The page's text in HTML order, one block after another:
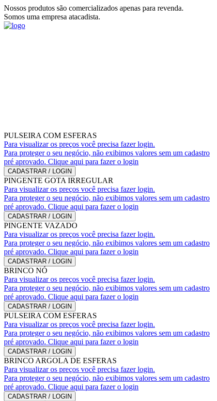
Nossos produtos são comercializados apenas para revenda.
Somos uma empresa atacadista.
PULSEIRA COM ESFERAS
Para visualizar os preços você precisa fazer login.
Para proteger o seu negócio, não exibimos valores sem um cadastro
pré aprovado. Clique aqui para fazer o login
CADASTRAR / LOGIN
PINGENTE GOTA IRREGULAR
Para visualizar os preços você precisa fazer login.
Para proteger o seu negócio, não exibimos valores sem um cadastro
pré aprovado. Clique aqui para fazer o login
CADASTRAR / LOGIN
PINGENTE VAZADO
Para visualizar os preços você precisa fazer login.
Para proteger o seu negócio, não exibimos valores sem um cadastro
pré aprovado. Clique aqui para fazer o login
CADASTRAR / LOGIN
BRINCO NÓ
Para visualizar os preços você precisa fazer login.
Para proteger o seu negócio, não exibimos valores sem um cadastro
pré aprovado. Clique aqui para fazer o login
CADASTRAR / LOGIN
PULSEIRA COM ESFERAS
Para visualizar os preços você precisa fazer login.
Para proteger o seu negócio, não exibimos valores sem um cadastro
pré aprovado. Clique aqui para fazer o login
CADASTRAR / LOGIN
BRINCO ARGOLA DE ESFERAS
Para visualizar os preços você precisa fazer login.
Para proteger o seu negócio, não exibimos valores sem um cadastro
pré aprovado. Clique aqui para fazer o login
CADASTRAR / LOGIN